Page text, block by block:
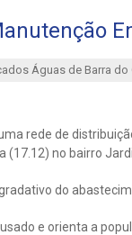
Águas de Barra do
rede de
no bairro
do
e orienta a